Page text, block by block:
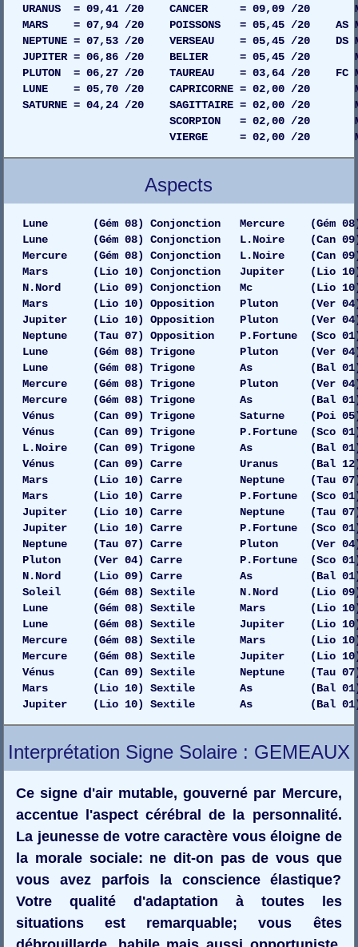
URANUS = 09,41 /20 CANCER = 09,09 /20
MARS = 07,94 /20 POISSONS = 05,45 /20 AS
NEPTUNE = 07,53 /20 VERSEAU = 05,45 /20 DS
JUPITER = 06,86 /20 BELIER = 05,45 /20
PLUTON = 06,27 /20 TAUREAU = 03,64 /20 FC
LUNE = 05,70 /20 CAPRICORNE = 02,00 /20
SATURNE = 04,24 /20 SAGITTAIRE = 02,00 /20
SCORPION = 02,00 /20 MAISON
VIERGE = 02,00 /20 MAISON
Aspects
Lune (Gém 08) Conjonction Mercure (Gém
Lune (Gém 08) Conjonction L.Noire (Can 09)
Mercure (Gém 08) Conjonction L.Noire (Can 09)
Mars (Lio 10) Conjonction Jupiter (Lio 10)
N.Nord (Lio 09) Conjonction Mc (Lio 10)
Mars (Lio 10) Opposition Pluton (Ver 04)
Jupiter (Lio 10) Opposition Pluton (Ver 04)
Neptune (Tau 07) Opposition P.Fortune (Sco
Lune (Gém 08) Trigone Pluton (Ver
Lune (Gém 08) Trigone As (Bal 01)
Mercure (Gém 08) Trigone Pluton (Ver
Mercure (Gém 08) Trigone As (Bal 01)
Vénus (Can 09) Trigone Saturne (Poi
Vénus (Can 09) Trigone P.Fortune (Sco 01)
L.Noire (Can 09) Trigone As (Bal 01)
Vénus (Can 09) Carre Uranus (Bal 12)
Mars (Lio 10) Carre Neptune (Tau
Mars (Lio 10) Carre P.Fortune (Sco 01)
Jupiter (Lio 10) Carre Neptune (Tau
Jupiter (Lio 10) Carre P.Fortune (Sco 01)
Neptune (Tau 07) Carre Pluton (Ver 04)
Pluton (Ver 04) Carre P.Fortune (Sco
N.Nord (Lio 09) Carre As (Bal 01)
Soleil (Gém 08) Sextile N.Nord (Lio 09)
Lune (Gém 08) Sextile Mars (Lio 10)
Lune (Gém 08) Sextile Jupiter (Lio 10)
Mercure (Gém 08) Sextile Mars (Lio 10)
Mercure (Gém 08) Sextile Jupiter (Lio 10)
Vénus (Can 09) Sextile Neptune (Tau 07)
Mars (Lio 10) Sextile As (Bal 01)
Jupiter (Lio 10) Sextile As (Bal 01)
Interprétation Signe Solaire : GEMEAUX
Ce signe d'air mutable, gouverné par Mercure,
accentue l'aspect cérébral de la personnalité.
La jeunesse de votre caractère vous éloigne de
la morale sociale: ne dit-on pas de vous que
vous avez parfois la conscience élastique?
Votre qualité d'adaptation à toutes les
situations est remarquable; vous êtes